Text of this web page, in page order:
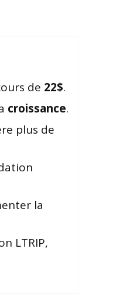
de 22$.
croissance.
plus de
la
LTRIP,